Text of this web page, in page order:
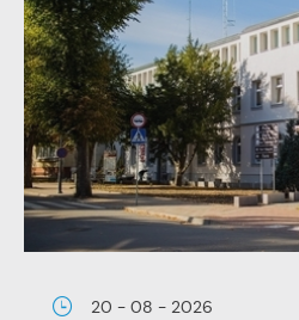
20 - 08 - 2026